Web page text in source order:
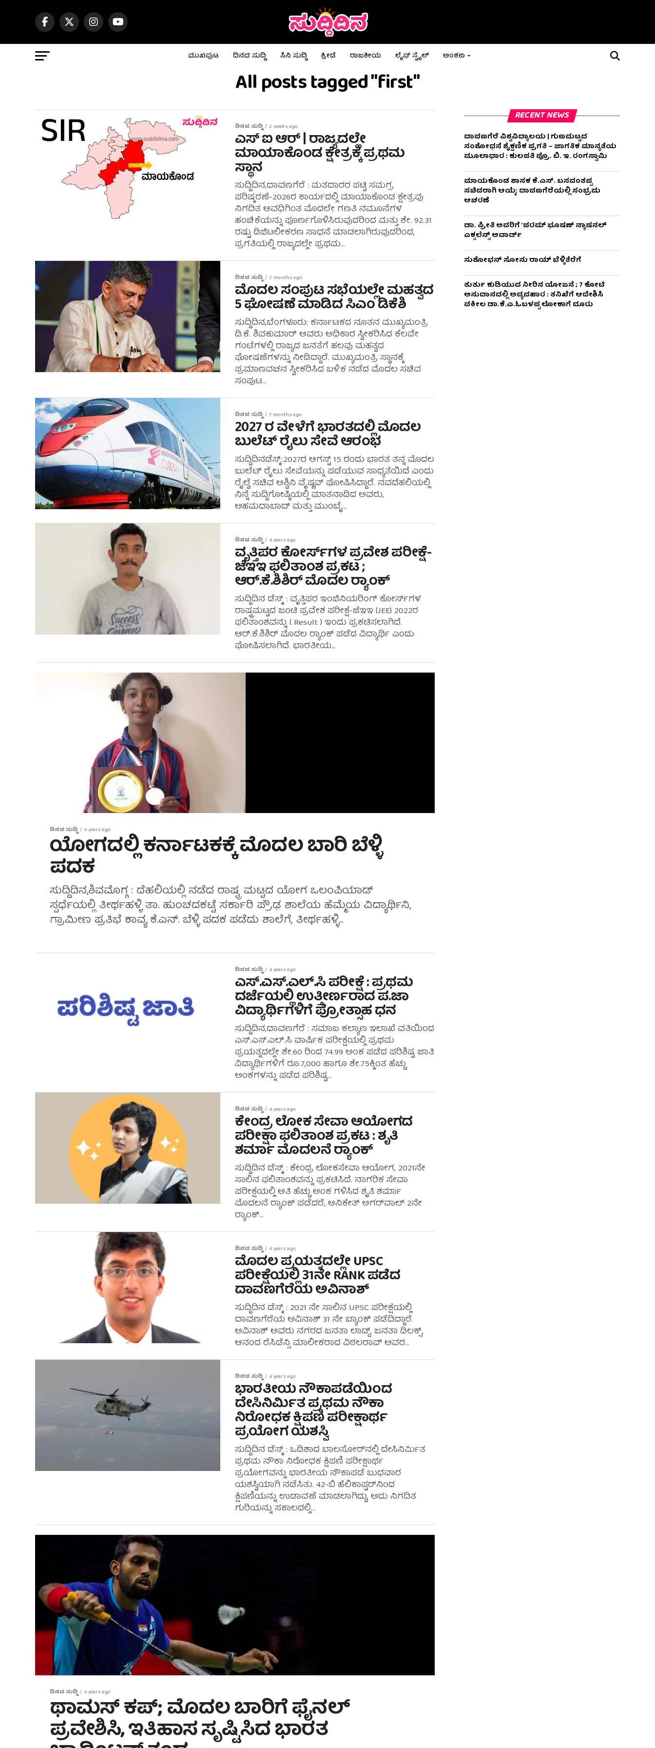
ಮುಖಪುಟ ದಿನದ ಸುದ್ದಿ ಸಿನಿ ಸುದ್ದಿ ಕ್ರೀಡೆ ರಾಜಕೀಯ ಲೈಫ್ ಸ್ಟೈಲ್ ಅಂಕಣ
All posts tagged "first"
ದಿನದ ಸುದ್ದಿ 2 weeks ago
ಎಸ್ ಐ ಆರ್ | ರಾಜ್ಯದಲ್ಲೇ
ಮಾಯಾಕೊಂಡ ಕ್ಷೇತ್ರಕ್ಕೆ ಪ್ರಥಮ
ಸ್ಥಾನ
ಸುದ್ದಿದಿನ,ದಾವಣಗೆರೆ‌ : ಮತದಾರರ ಪಟ್ಟಿ ಸಮಗ್ರ
ಪರಿಷ್ಕರಣೆ-2026ರ ಕಾರ್ಯದಲ್ಲಿ ಮಾಯಾಕೊಂಡ ಕ್ಷೇತ್ರವು
ನಿಗದಿತ ಅವಧಿಗಿಂತ ಮೊದಲೇ ಗಣತಿ ನಮೂನೆಗಳ
ಹಂಚಿಕೆಯನ್ನು ಪೂರ್ಣಗೊಳಿಸಿರುವುದರಿಂದ ಮತ್ತು ಶೇ. 92.31
ರಷ್ಟು ಡಿಜಿಟಲೀಕರಣ ಸಾಧನೆ ಮಾಡಲಾಗಿರುವುದರಿಂದ,
ಪ್ರಗತಿಯಲ್ಲಿ ರಾಜ್ಯದಲ್ಲೇ ಪ್ರಥಮ...
ದಿನದ ಸುದ್ದಿ 2 months ago
ಮೊದಲ ಸಂಪುಟ ಸಭೆಯಲ್ಲೇ ಮಹತ್ವದ
5 ಘೋಷಣೆ ಮಾಡಿದ ಸಿಎಂ ಡಿಕೆಶಿ
ಸುದ್ದಿದಿನ,ಬೆಂಗಳೂರು: ಕರ್ನಾಟಕದ ನೂತನ ಮುಖ್ಯಮಂತ್ರಿ
ಡಿ.ಕೆ. ಶಿವಕುಮಾರ್ ಅವರು ಅಧಿಕಾರ ಸ್ವೀಕರಿಸಿದ ಕೆಲವೇ
ಗಂಟೆಗಳಲ್ಲಿ ರಾಜ್ಯದ ಜನತೆಗೆ ಹಲವು ಮಹತ್ವದ
ಘೋಷಣೆಗಳನ್ನು ನೀಡಿದ್ದಾರೆ. ಮುಖ್ಯಮಂತ್ರಿ ಸ್ಥಾನಕ್ಕೆ
ಪ್ರಮಾಣವಚನ ಸ್ವೀಕರಿಸಿದ ಬಳಿಕ ನಡೆದ ಮೊದಲ ಸಚಿವ
ಸಂಪುಟ...
ದಿನದ ಸುದ್ದಿ 7 months ago
2027 ರ ವೇಳೆಗೆ ಭಾರತದಲ್ಲಿ ಮೊದಲ
ಬುಲೆಟ್ ರೈಲು ಸೇವೆ ಆರಂಭ
ಸುದ್ದಿದಿನಡೆಸ್ಕ್:2027ರ ಆಗಸ್ಟ್ 15 ರಂದು ಭಾರತ ತನ್ನ ಮೊದಲ
ಬುಲೆಟ್ ರೈಲು ಸೇವೆಯನ್ನು ಪಡೆಯುವ ಸಾಧ್ಯತೆಯಿದೆ ಎಂದು
ರೈಲ್ವೆ ಸಚಿವ ಅಶ್ವಿನಿ ವೈಷ್ಣವ್ ಘೋಷಿಸಿದ್ದಾರೆ. ನವದೆಹಲಿಯಲ್ಲಿ
ನಿನ್ನೆ ಸುದ್ದಿಗೋಷ್ಠಿಯಲ್ಲಿ ಮಾತನಾಡಿದ ಅವರು,
ಅಹಮದಾಬಾದ್ ಮತ್ತು ಮುಂಬೈ...
ದಿನದ ಸುದ್ದಿ 4 years ago
ವೃತ್ತಿಪರ ಕೋರ್ಸ್‌ಗಳ ಪ್ರವೇಶ ಪರೀಕ್ಷೆ-
ಜೆಇಇ ಫಲಿತಾಂಶ ಪ್ರಕಟ ;
ಆರ್.ಕೆ.ಶಿಶಿರ್ ಮೊದಲ ರ್‍ಯಾಂಕ್
ಸುದ್ದಿದಿನ ಡೆಸ್ಕ್ : ವೃತ್ತಿಪರ ಇಂಜಿನಿಯರಿಂಗ್ ಕೋರ್ಸ್‌ಗಳ
ರಾಷ್ಟ್ರಮಟ್ಟದ ಜಂಟಿ ಪ್ರವೇಶ ಪರೀಕ್ಷೆ-ಜೆಇಇ (JEE) 2022ರ
ಫಲಿತಾಂಶವನ್ನು ( Result ) ಇಂದು ಪ್ರಕಟಿಸಲಾಗಿದೆ.
ಆರ್.ಕೆ.ಶಿಶಿರ್ ಮೊದಲ ರ್‍ಯಾಂಕ್ ಪಡೆದ ವಿದ್ಯಾರ್ಥಿ ಎಂದು
ಘೋಷಿಸಲಾಗಿದೆ. ಭಾರತೀಯ...
ದಿನದ ಸುದ್ದಿ 4 years ago
ಯೋಗದಲ್ಲಿ ಕರ್ನಾಟಕಕ್ಕೆ ಮೊದಲ ಬಾರಿ ಬೆಳ್ಳಿ
ಪದಕ
ಸುದ್ದಿದಿನ,ಶಿವಮೊಗ್ಗ : ದೆಹಲಿಯಲ್ಲಿ ನಡೆದ ರಾಷ್ಟ್ರ ಮಟ್ಟದ ಯೋಗ ಒಲಂಪಿಯಾಡ್
ಸ್ಪರ್ಧೆಯಲ್ಲಿ ತೀರ್ಥಹಳ್ಳಿ ತಾ. ಹುಂಚದಕಟ್ಟೆ ಸರ್ಕಾರಿ ಪ್ರೌಢ ಶಾಲೆಯ ಹೆಮ್ಮೆಯ ವಿದ್ಯಾರ್ಥಿನಿ,
ಗ್ರಾಮೀಣ ಪ್ರತಿಭೆ ಕಾವ್ಯ ಕೆ.ಎನ್. ಬೆಳ್ಳಿ ಪದಕ ಪಡೆದು ಶಾಲೆಗೆ, ತೀರ್ಥಹಳ್ಳಿ...
ದಿನದ ಸುದ್ದಿ 4 years ago
ಎಸ್.ಎಸ್.ಎಲ್.ಸಿ ಪರೀಕ್ಷೆ : ಪ್ರಥಮ
ದರ್ಜೆಯಲ್ಲಿ ಉತ್ತೀರ್ಣರಾದ ಪ.ಜಾ
ವಿದ್ಯಾರ್ಥಿಗಳಿಗೆ ಪ್ರೋತ್ಸಾಹ ಧನ
ಸುದ್ದಿದಿನ,ದಾವಣಗೆರೆ : ಸಮಾಜ ಕಲ್ಯಾಣ ಇಲಾಖೆ ವತಿಯಿಂದ
ಎಸ್.ಎಸ್.ಎಲ್.ಸಿ ವಾರ್ಷಿಕ ಪರೀಕ್ಷೆಯಲ್ಲಿ ಪ್ರಥಮ
ಪ್ರಯತ್ನದಲ್ಲೇ ಶೇ.60 ರಿಂದ 74.99 ಅಂಕ ಪಡೆದ ಪರಿಶಿಷ್ಟ ಜಾತಿ
ವಿದ್ಯಾರ್ಥಿಗಳಿಗೆ ರೂ.7,000 ಹಾಗೂ ಶೇ.75ಕ್ಕಿಂತ ಹೆಚ್ಚು
ಅಂಕಗಳನ್ನು ಪಡೆದ ಪರಿಶಿಷ್ಟ...
ದಿನದ ಸುದ್ದಿ 4 years ago
ಕೇಂದ್ರ ಲೋಕ ಸೇವಾ ಆಯೋಗದ
ಪರೀಕ್ಷಾ ಫಲಿತಾಂಶ ಪ್ರಕಟ : ಶೃತಿ
ಶರ್ಮಾ ಮೊದಲನೆ ರ್‍ಯಾಂಕ್
ಸುದ್ದಿದಿನ ಡೆಸ್ಕ್ : ಕೇಂದ್ರ ಲೋಕಸೇವಾ ಆಯೋಗ, 2021ನೇ
ಸಾಲಿನ ಫಲಿತಾಂಶವನ್ನು ಪ್ರಕಟಿಸಿದೆ. ನಾಗರಿಕ ಸೇವಾ
ಪರೀಕ್ಷೆಯಲ್ಲಿ ಅತಿ ಹೆಚ್ಚು ಅಂಕ ಗಳಿಸಿದ ಶೃತಿ ಶರ್ಮಾ
ಮೊದಲನೆ ರ್‍ಯಾಂಕ್ ಪಡೆದರೆ, ಅನಿಕೇತ್ ಅಗರ್‌ವಾಲ್ 2ನೇ
ರ್‍ಯಾಂಕ್...
ದಿನದ ಸುದ್ದಿ 4 years ago
ಮೊದಲ ಪ್ರಯತ್ನದಲ್ಲೇ UPSC
ಪರೀಕ್ಷೆಯಲ್ಲಿ 31ನೇ RANK ಪಡೆದ
ದಾವಣಗೆರೆಯ ಅವಿನಾಶ್
ಸುದ್ದಿದಿನ ಡೆಸ್ಕ್ : 2021 ನೇ ಸಾಲಿನ UPSC ಪರೀಕ್ಷೆಯಲ್ಲಿ
ದಾವಣಗೆರೆಯ ಅವಿನಾಶ್ 31 ನೇ ಬ್ಯಾಂಕ್ ಪಡೆದಿದ್ದಾರೆ.
ಅವಿನಾಶ್ ಅವರು ನಗರದ ಜನತಾ ಲಾಡ್ಜ್, ಜನತಾ ಡಿಲಕ್ಸ್,
ಆನಂದ ರೆಸಿಡೆನ್ಸಿ ಮಾಲೀಕರಾದ ವಿಠಲರಾವ್ ಅವರ...
ದಿನದ ಸುದ್ದಿ 4 years ago
ಭಾರತೀಯ ನೌಕಾಪಡೆಯಿಂದ
ದೇಸಿನಿರ್ಮಿತ ಪ್ರಥಮ ನೌಕಾ
ನಿರೋಧಕ ಕ್ಷಿಪಣಿ ಪರೀಕ್ಷಾರ್ಥ
ಪ್ರಯೋಗ ಯಶಸ್ವಿ
ಸುದ್ದಿದಿನ ಡೆಸ್ಕ್ : ಒಡಿಶಾದ ಬಾಲಸೋರ್‌ನಲ್ಲಿ ದೇಸಿನಿರ್ಮಿತ
ಪ್ರಥಮ ನೌಕಾ ನಿರೋಧಕ ಕ್ಷಿಪಣಿ ಪರೀಕ್ಷಾರ್ಥ
ಪ್ರಯೋಗವನ್ನು ಭಾರತೀಯ ನೌಕಾಪಡೆ ಬುಧವಾರ
ಯಶಸ್ವಿಯಾಗಿ ನಡೆಸಿತು. 42-ಬಿ ಹೆಲಿಕಾಪ್ಟರ್‌ನಿಂದ
ಕ್ಷಿಪಣಿಯನ್ನು ಉಡಾವಣೆ ಮಾಡಲಾಗಿದ್ದು, ಅದು ನಿಗದಿತ
ಗುರಿಯನ್ನು ಸಕಾಲದಲ್ಲಿ...
ದಿನದ ಸುದ್ದಿ 4 years ago
ಥಾಮಸ್ ಕಪ್; ಮೊದಲ ಬಾರಿಗೆ ಫೈನಲ್
ಪ್ರವೇಶಿಸಿ, ಇತಿಹಾಸ ಸೃಷ್ಟಿಸಿದ ಭಾರತ
RECENT NEWS
ದಾವಣಗೆರೆ ವಿಶ್ವವಿದ್ಯಾಲಯ | ಗುಣಮಟ್ಟದ
ಸಂಶೋಧನೆ ಶೈಕ್ಷಣಿಕ ಪ್ರಗತಿ – ಜಾಗತಿಕ ಮಾನ್ಯತೆಯ
ಮೂಲಾಧಾರ : ಕುಲಪತಿ ಪ್ರೊ. ಬಿ. ಇ. ರಂಗಸ್ವಾಮಿ
ಮಾಯಕೊಂಡ ಶಾಸಕ ಕೆ.ಎಸ್. ಬಸವಂತಪ್ಪ
ಸಚಿವರಾಗಿ ಆಯ್ಕೆ: ದಾವಣಗೆರೆಯಲ್ಲಿ ಸಂಭ್ರಮ
ಆಚರಣೆ
ಡಾ. ಪ್ರೀತಿ ಅವರಿಗೆ ‘ಪರಮ್ ಭೂಷಣ್ ನ್ಯಾಷನಲ್
ಎಕ್ಸಲೆನ್ಸ್ ಅವಾರ್ಡ್
ಸುಶೋಭನ್ ಸೋನು ರಾಯ್ ಬೆಳ್ಳಿತೆರೆಗೆ
ತುರ್ತು ಕುಡಿಯುವ ನೀರಿನ ಯೋಜನೆ ; 7 ಕೋಟಿ
ಅನುದಾನದಲ್ಲಿ ಅವ್ಯವಹಾರ : ತನಿಖೆಗೆ ಆದೇಶಿಸಿ
ವಕೀಲ ಡಾ‌.ಕೆ.ಎ.ಓಬಳಪ್ಪ ಲೋಕಾಗೆ ದೂರು